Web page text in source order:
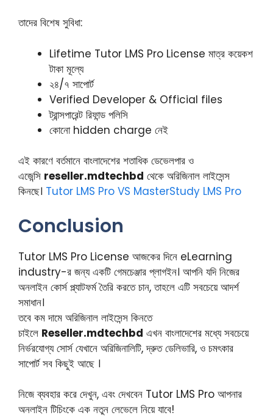
তাদের বিশেষ সুবিধা:
Lifetime Tutor LMS Pro License মাত্র কয়েকশ
টাকা মূল্যে
২৪/৭ সাপোর্ট
Verified Developer & Official files
ট্রান্সপারেন্ট রিফান্ড পলিসি
কোনো hidden charge নেই
এই কারণে বর্তমানে বাংলাদেশের শতাধিক ডেভেলপার ও
এজেন্সি reseller.mdtechbd থেকে অরিজিনাল লাইসেন্স
কিনছে। Tutor LMS Pro VS MasterStudy LMS Pro
Conclusion
Tutor LMS Pro License আজকের দিনে eLearning
industry-র জন্য একটি গেমচেঞ্জার প্লাগইন। আপনি যদি নিজের
অনলাইন কোর্স প্ল্যাটফর্ম তৈরি করতে চান, তাহলে এটি সবচেয়ে আদর্শ
সমাধান।
তবে কম দামে অরিজিনাল লাইসেন্স কিনতে
চাইলে Reseller.mdtechbd এখন বাংলাদেশের মধ্যে সবচেয়ে
নির্ভরযোগ্য সোর্স যেখানে অরিজিনালিটি, দ্রুত ডেলিভারি, ও চমৎকার
সাপোর্ট সব কিছুই আছে ।
নিজে ব্যবহার করে দেখুন, এবং দেখবেন Tutor LMS Pro আপনার
অনলাইন টিচিংকে এক নতুন লেভেলে নিয়ে যাবে!